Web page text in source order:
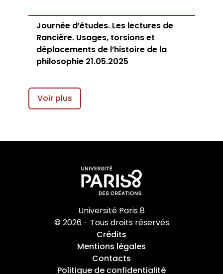
Journée d’études. Les lectures de
Rancière. Usages, torsions et
déplacements de l’histoire de la
philosophie 21.05.2025
Voir plus
Université Paris 8
© 2026 - Tous droits réservés
Crédits
Mentions légales
Contacts
Politique de confidentialité